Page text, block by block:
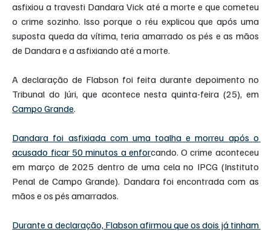
asfixiou a travesti Dandara Vick até a morte e que cometeu
o crime sozinho. Isso porque o réu explicou que após uma
suposta queda da vítima, teria amarrado os pés e as mãos
de Dandara e a asfixiando até a morte.
A declaração de Flabson foi feita durante depoimento no
Tribunal do Júri, que acontece nesta quinta-feira (25), em
Campo Grande.
Dandara foi asfixiada com uma toalha e morreu após o
acusado ficar 50 minutos a enforcando. O crime aconteceu
em março de 2025 dentro de uma cela no IPCG (Instituto
Penal de Campo Grande). Dandara foi encontrada com as
mãos e os pés amarrados.
Durante a declaração, Flabson afirmou que os dois já tinham